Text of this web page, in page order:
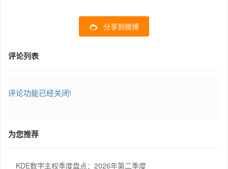
分享到微博
评论列表
评论功能已经关闭!
为您推荐
KDE数字主权季度盘点：2026年第二季度